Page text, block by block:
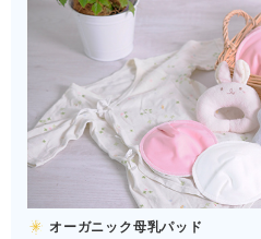
オーガニック母乳パッド